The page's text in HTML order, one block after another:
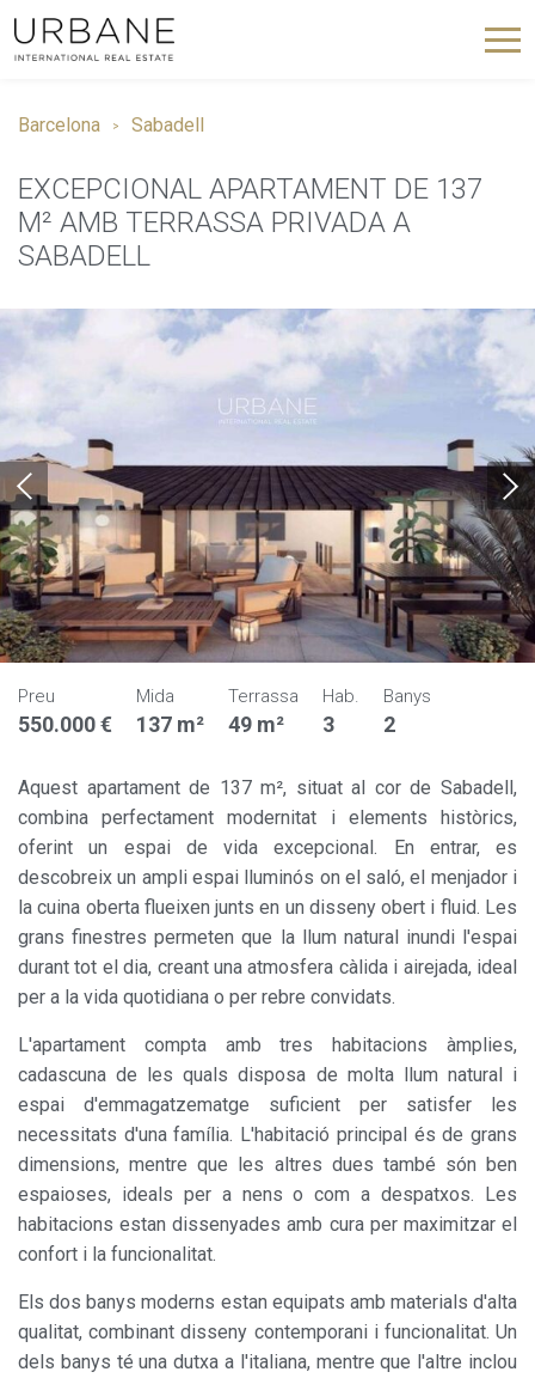
Barcelona Sabadell
EXCEPCIONAL APARTAMENT DE 137
M² AMB TERRASSA PRIVADA A
SABADELL
Preu
550.000 €
Mida
137 m²
Terrassa
49 m²
Hab.
3
Banys
2
Aquest apartament de 137 m², situat al cor de Sabadell,
combina perfectament modernitat i elements històrics,
oferint un espai de vida excepcional. En entrar, es
descobreix un ampli espai lluminós on el saló, el menjador i
la cuina oberta flueixen junts en un disseny obert i fluid. Les
grans finestres permeten que la llum natural inundi l'espai
durant tot el dia, creant una atmosfera càlida i airejada, ideal
per a la vida quotidiana o per rebre convidats.
L'apartament compta amb tres habitacions àmplies,
cadascuna de les quals disposa de molta llum natural i
espai d'emmagatzematge suficient per satisfer les
necessitats d'una família. L'habitació principal és de grans
dimensions, mentre que les altres dues també són ben
espaioses, ideals per a nens o com a despatxos. Les
habitacions estan dissenyades amb cura per maximitzar el
confort i la funcionalitat.
Els dos banys moderns estan equipats amb materials d'alta
qualitat, combinant disseny contemporani i funcionalitat. Un
dels banys té una dutxa a l'italiana, mentre que l'altre inclou
Modificar cookies
Tècniques i funcionals
Sempre activades
Aquest lloc web utilitza cookies pròpies per recopilar
informació amb la finalitat de millorar els nostres serveis.
Si continua navegant, suposa l'acceptació de la instal·lació
de les mateixes. L'usuari té la possibilitat de configurar el
navegador podent, si així ho desitja, impedir que siguin
instal·lades al disc dur, encara que haurà de tenir en
navegació de la pàgina web.
Analítiques i personalització